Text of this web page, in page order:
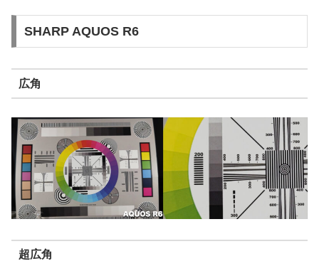
SHARP AQUOS R6
広角
超広角